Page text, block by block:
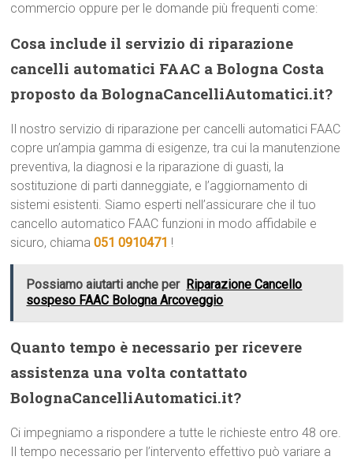
commercio oppure per le domande più frequenti come:
Cosa include il servizio di riparazione
cancelli automatici FAAC a Bologna Costa
proposto da BolognaCancelliAutomatici.it?
Il nostro servizio di riparazione per cancelli automatici FAAC
copre un’ampia gamma di esigenze, tra cui la manutenzione
preventiva, la diagnosi e la riparazione di guasti, la
sostituzione di parti danneggiate, e l’aggiornamento di
sistemi esistenti. Siamo esperti nell’assicurare che il tuo
cancello automatico FAAC funzioni in modo affidabile e
sicuro, chiama051 0910471 !
Possiamo aiutarti anche per Riparazione Cancello
sospeso FAAC Bologna Arcoveggio
Quanto tempo è necessario per ricevere
assistenza una volta contattato
BolognaCancelliAutomatici.it?
Ci impegniamo a rispondere a tutte le richieste entro 48 ore.
Il tempo necessario per l’intervento effettivo può variare a